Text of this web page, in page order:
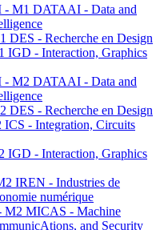
M1 DATAAI - Data and
DES - Recherche en Design
IGD - Interaction, Graphics
M2 DATAAI - Data and
DES - Recherche en Design
- Integration, Circuits
IGD - Interaction, Graphics
IREN - Industries de
numérique
MICAS - Machine
and Security